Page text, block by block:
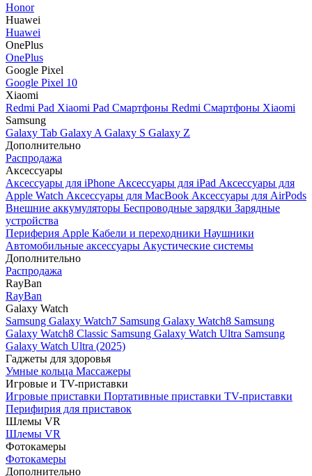
Honor
Huawei
Huawei
OnePlus
OnePlus
Google Pixel
Google Pixel 10
Xiaomi
Redmi Pad Xiaomi Pad Смартфоны Redmi Смартфоны Xiaomi
Samsung
Galaxy Tab Galaxy A Galaxy S Galaxy Z
Дополнительно
Распродажа
Аксессуары
Аксессуары для iPhone Аксессуары для iPad Аксессуары для
Apple Watch Аксессуары для MacBook Аксессуары для AirPods
Внешние аккумуляторы Беспроводные зарядки Зарядные
устройства
Периферия Apple Кабели и переходники Наушники
Автомобильные аксессуары Акустические системы
Дополнительно
Распродажа
RayBan
RayBan
Galaxy Watch
Samsung Galaxy Watch7 Samsung Galaxy Watch8 Samsung
Galaxy Watch8 Classic Samsung Galaxy Watch Ultra Samsung
Galaxy Watch Ultra (2025)
Гаджеты для здоровья
Умные кольца Массажеры
Игровые и TV-приставки
Игровые приставки Портативные приставки TV-приставки
Перифирия для приставок
Шлемы VR
Шлемы VR
Фотокамеры
Фотокамеры
Дополнительно